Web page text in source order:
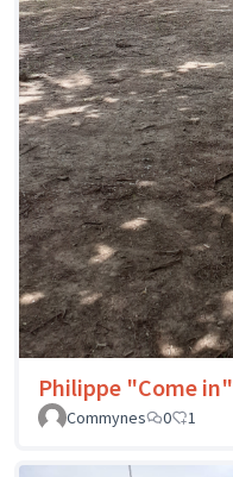
Philippe "Come in"
Commynes
0 1